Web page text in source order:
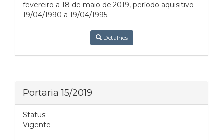
fevereiro a 18 de maio de 2019, período aquisitivo
19/04/1990 a 19/04/1995.
Detalhes
Portaria 15/2019
Status:
Vigente